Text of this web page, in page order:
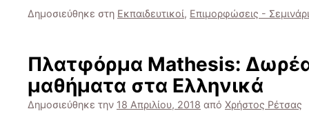
Δημοσιεύθηκε στη Εκπαιδευτικοί, Επιμορφώσεις -
Πλατφόρμα Mathesis:
μαθήματα στα Ελληνικά
Δημοσιεύθηκε την 18 Απριλίου, 2018 από Χρήστος Ρέτσας